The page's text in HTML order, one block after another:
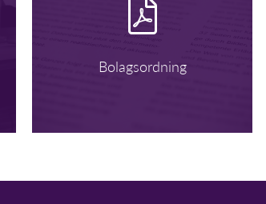
Bolagsordning